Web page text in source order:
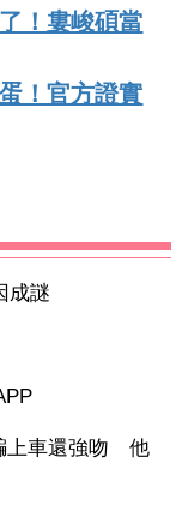
！婁峻碩當
！官方證實
成謎
上車還強吻 他